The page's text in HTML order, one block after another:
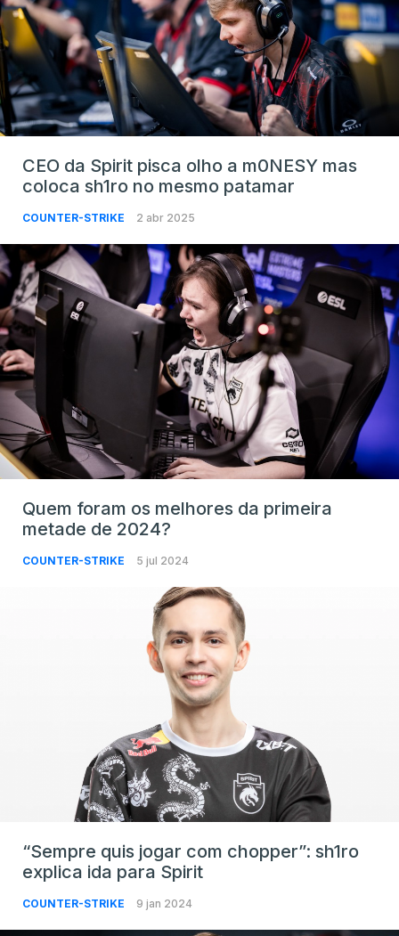
CEO da Spirit pisca olho a m0NESY mas
coloca sh1ro no mesmo patamar
COUNTER-STRIKE 2 abr 2025
Quem foram os melhores da primeira
metade de 2024?
COUNTER-STRIKE 5 jul 2024
“Sempre quis jogar com chopper”: sh1ro
explica ida para Spirit
COUNTER-STRIKE 9 jan 2024